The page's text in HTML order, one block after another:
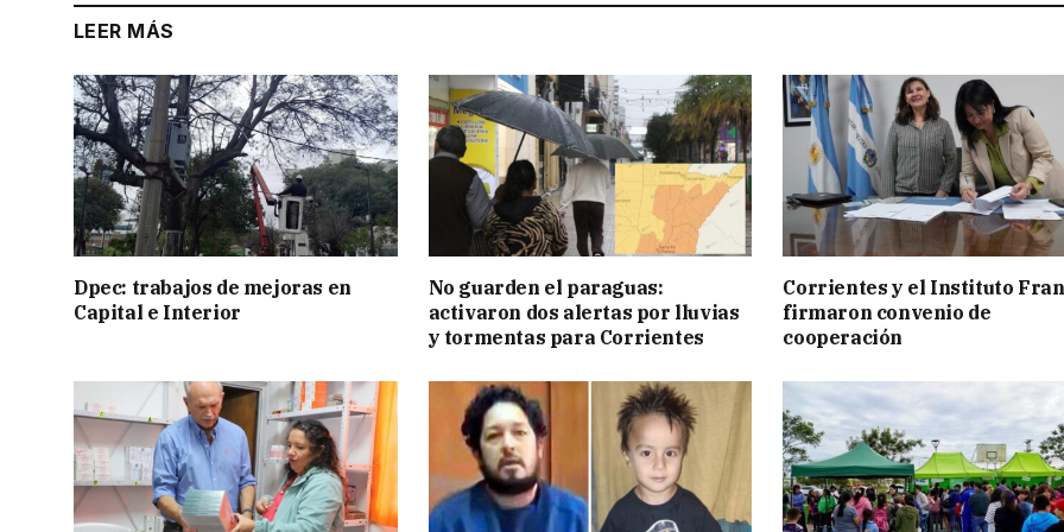
LEER MÁS
Dpec: trabajos de mejoras en
Capital e Interior
No guarden el paraguas:
activaron dos alertas por lluvias
y tormentas para Corrientes
Corrientes y el Instituto
firmaron convenio de
cooperación